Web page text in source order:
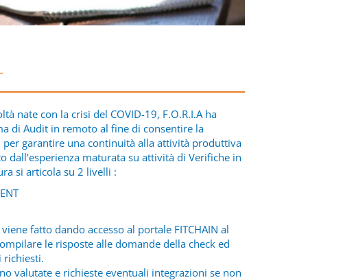
nate con la crisi del COVID-19, F.O.R.I.A ha
di Audit in remoto al fine di consentire la
garantire una continuità alla attività produttiva
dall’esperienza maturata su attività di Verifiche in
si articola su 2 livelli :
viene fatto dando accesso al portale FITCHAIN al
le risposte alle domande della check ed
richiesti.
valutate e richieste eventuali integrazioni se non